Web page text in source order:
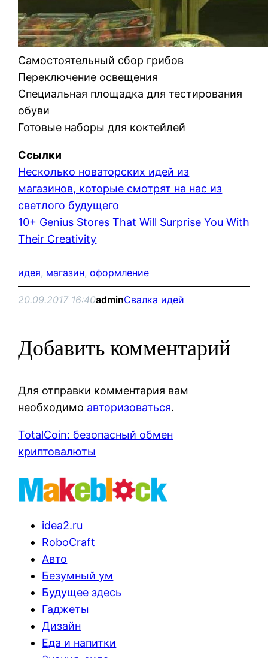
Самостоятельный сбор грибов
Переключение освещения
Специальная площадка для тестирования
обуви
Готовые наборы для коктейлей
Ссылки
Несколько новаторских идей из
магазинов, которые смотрят на нас из
светлого будущего
10+ Genius Stores That Will Surprise You With
Their Creativity
идея, магазин, оформление
20.09.2017 16:40adminСвалка идей
Добавить комментарий
Для отправки комментария вам
необходимо авторизоваться.
TotalCoin: безопасный обмен
криптовалюты
idea2.ru
RoboCraft
Авто
Безумный ум
Будущее здесь
Гаджеты
Дизайн
Еда и напитки